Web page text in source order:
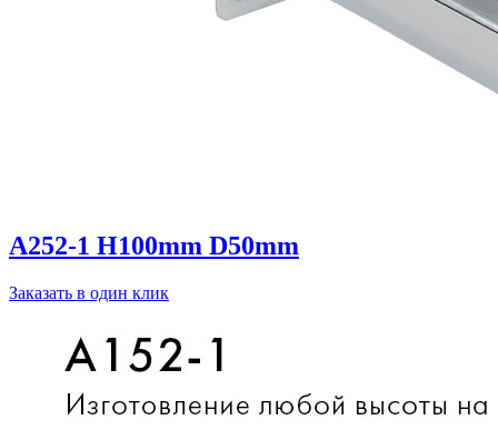
A252-1 H100mm D50mm
Заказать в один клик